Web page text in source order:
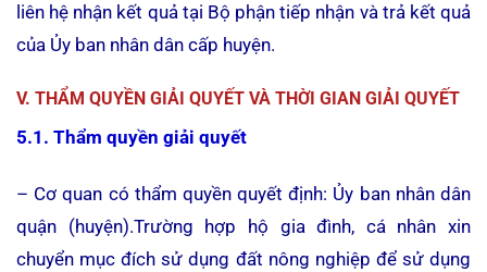
liên hệ nhận kết quả tại Bộ phận tiếp nhận và trả kết quả
của Ủy ban nhân dân cấp huyện.
V. THẨM QUYỀN GIẢI QUYẾT VÀ THỜI GIAN GIẢI QUYẾT
5.1. Thẩm quyền giải quyết
– Cơ quan có thẩm quyền quyết định: Ủy ban nhân dân
quận (huyện).Trường hợp hộ gia đình, cá nhân xin
chuyển mục đích sử dụng đất nông nghiệp để sử dụng